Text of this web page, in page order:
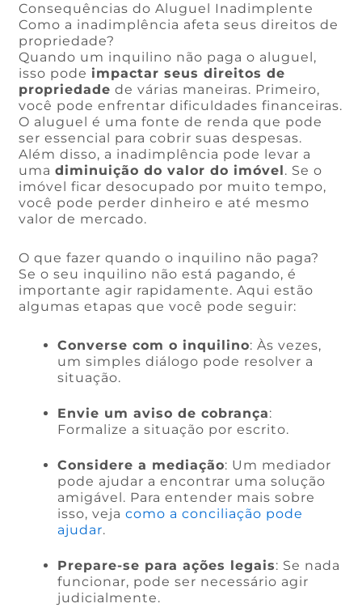
Consequências do Aluguel Inadimplente
Como a inadimplência afeta seus direitos de
propriedade?
Quando um inquilino não paga o aluguel,
isso pode impactar seus direitos de
propriedade de várias maneiras. Primeiro,
você pode enfrentar dificuldades financeiras.
O aluguel é uma fonte de renda que pode
ser essencial para cobrir suas despesas.
Além disso, a inadimplência pode levar a
umadiminuição do valor do imóvel . Se o
imóvel ficar desocupado por muito tempo,
você pode perder dinheiro e até mesmo
valor de mercado.
O que fazer quando o inquilino não paga?
Se o seu inquilino não está pagando, é
importante agir rapidamente. Aqui estão
algumas etapas que você pode seguir:
Converse com o inquilino: Às vezes,
um simples diálogo pode resolver a
situação.
Envie um aviso de cobrança:
Formalize a situação por escrito.
Considere a mediação: Um mediador
pode ajudar a encontrar uma solução
amigável. Para entender mais sobre
isso, vejacomo a conciliação pode
ajudar.
Prepare-se para ações legais: Se nada
funcionar, pode ser necessário agir
judicialmente.